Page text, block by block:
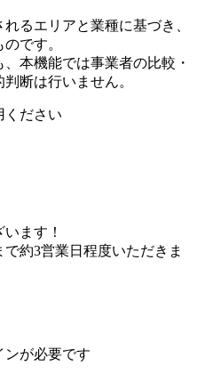
るエリアと業種に基づき、
です。
本機能では事業者の比較・
断は行いません。
ください
ます！
約3営業日程度いただきま
ンが必要です